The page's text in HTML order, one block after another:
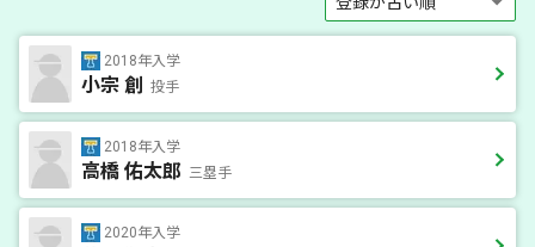
2018年入学
小宗 創 投手
2018年入学
高橋 佑太郎 三塁手
2020年入学